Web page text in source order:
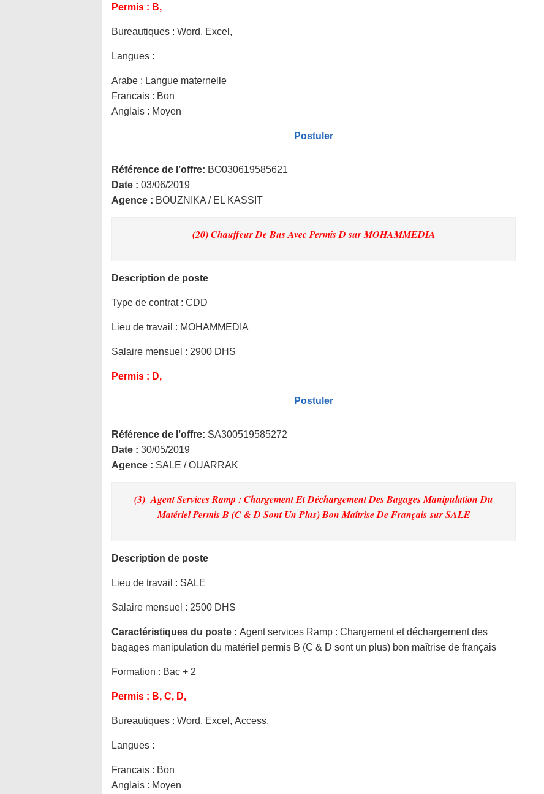
Permis : B,
Bureautiques : Word, Excel,
Langues :
Arabe : Langue maternelle
Francais : Bon
Anglais : Moyen
Postuler
Référence de l’offre: BO030619585621
Date : 03/06/2019
Agence : BOUZNIKA / EL KASSIT
(20) Chauffeur De Bus Avec Permis Dsur MOHAMMEDIA
Description de poste
Type de contrat : CDD
Lieu de travail : MOHAMMEDIA
Salaire mensuel : 2900 DHS
Permis : D,
Postuler
Référence de l’offre: SA300519585272
Date : 30/05/2019
Agence : SALE / OUARRAK
(3) Agent Services Ramp : Chargement Et Déchargement Des Bagages Manipulation Du
Matériel Permis B (C & D Sont Un Plus) Bon Maîtrise De Françaissur SALE
Description de poste
Lieu de travail : SALE
Salaire mensuel : 2500 DHS
Caractéristiques du poste : Agent services Ramp : Chargement et déchargement des
bagages manipulation du matériel permis B (C & D sont un plus) bon maîtrise de français
Formation : Bac + 2
Permis : B, C, D,
Bureautiques : Word, Excel, Access,
Langues :
Francais : Bon
Anglais : Moyen